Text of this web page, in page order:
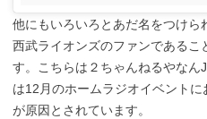
他にもいろいろとあだ名をつけ
西武ライオンズのファンである
す。こちらは２ちゃんねるやな
は12月のホームラジオイベント
が原因とされています。